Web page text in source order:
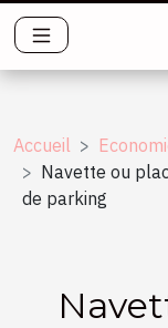
Accueil
Navette ou
de parking